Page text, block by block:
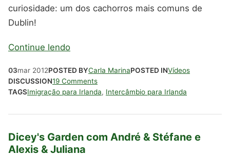
curiosidade: um dos cachorros mais comuns de
Dublin!
Continue lendo
03mar 2012POSTED BYCarla MarinaPOSTED INVídeos
DISCUSSION19 Comments
TAGSImigração para Irlanda, Intercâmbio para Irlanda
Dicey's Garden com André & Stéfane e
Alexis & Juliana